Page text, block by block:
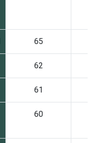
65
62
61
60